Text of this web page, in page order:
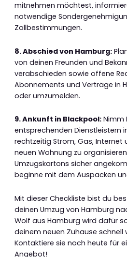
mitnehmen möchtest,
notwendige
Zollbestimmungen.
8. Abschied von Hamburg:
von deinen Freunden und
verabschieden sowie offene
Abonnements und Verträge in
oder umzumelden.
9. Ankunft in Blackpool: Nimm
entsprechenden Dienstleistern
rechtzeitig Strom, Gas, Internet
neuen Wohnung zu
Umzugskartons sicher
beginne mit dem Auspacken
Mit dieser Checkliste bist du
deinen Umzug von Hamburg
Wolf aus Hamburg wird dafür
deinem neuen Zuhause schnell
Kontaktiere sie noch heute für
Angebot!